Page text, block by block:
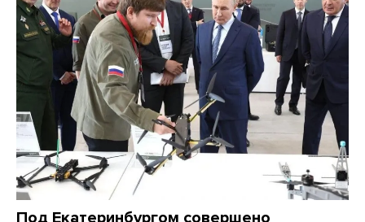
Под Екатеринбургом совершено